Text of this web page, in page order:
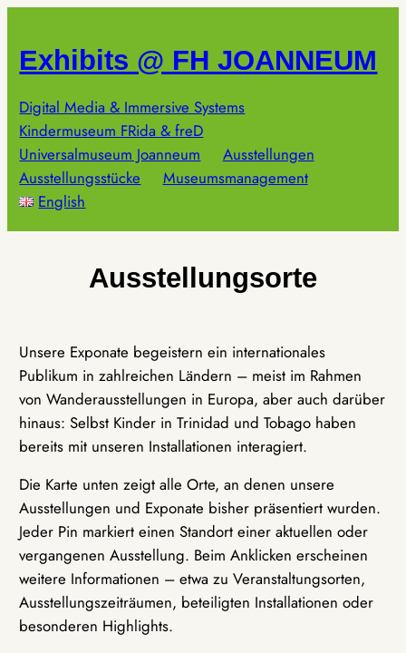
springen
Exhibits @ FH JOANNEUM
Digital Media & Immersive Systems
Kindermuseum FRida & freD
Universalmuseum Joanneum
Ausstellungen
Ausstellungsstücke
Museumsmanagement
English
Ausstellungsorte
Unsere Exponate begeistern ein internationales
Publikum in zahlreichen Ländern – meist im Rahmen
von Wanderausstellungen in Europa, aber auch darüber
hinaus: Selbst Kinder in Trinidad und Tobago haben
bereits mit unseren Installationen interagiert.
Die Karte unten zeigt alle Orte, an denen unsere
Ausstellungen und Exponate bisher präsentiert wurden.
Jeder Pin markiert einen Standort einer aktuellen oder
vergangenen Ausstellung. Beim Anklicken erscheinen
weitere Informationen – etwa zu Veranstaltungsorten,
Ausstellungszeiträumen, beteiligten Installationen oder
besonderen Highlights.